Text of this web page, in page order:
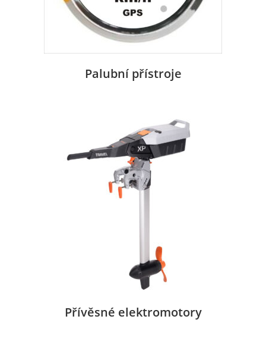
Palubní přístroje
Přívěsné elektromotory